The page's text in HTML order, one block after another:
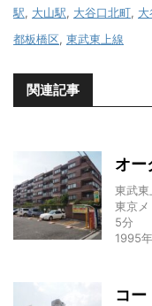
駅, 大山駅, 大谷口北町,
都板橋区, 東武東上線
関連記事
オー
東武
東京
5分
1995
コー